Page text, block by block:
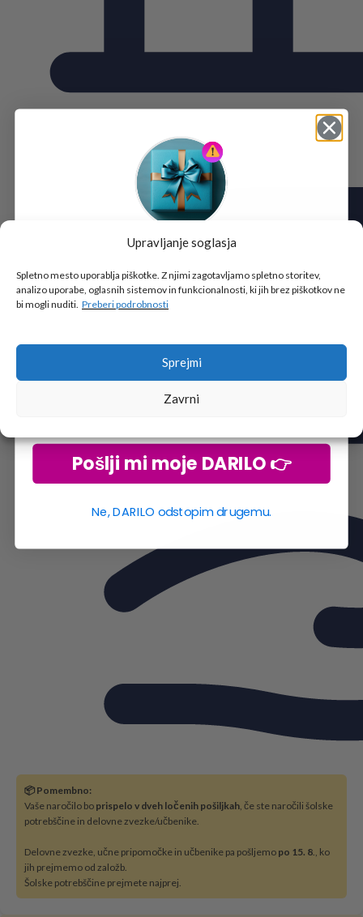
Upravljanje soglasja
Spletno mesto uporablja piškotke. Z njimi zagotavljamo spletno storitev,
analizo uporabe, oglasnih sistemov in funkcionalnosti, ki jih brez piškotkov ne
bi mogli nuditi. Preberi podrobnosti
Sprejmi
Zavrni
📦 Pomembno:
Vaše naročilo bo prispelo v dveh ločenih pošiljkah, če ste naročili šolske
potrebščine in delovne zvezke/učbenike.
Delovne zvezke, učne pripomočke in učbenike pa pošljemo po 15. 8., ko
jih prejmemo od založb.
Šolske potrebščine prejmete najprej.
Tukaj je!
🎁 DARILO
Vpiši podatke za prejem darila
Pošlji mi moje DARILO 👉
Ne, DARILO odstopim drugemu.